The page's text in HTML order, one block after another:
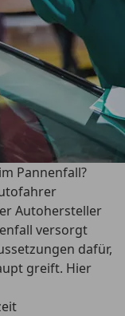
Pannenfall?
Autohersteller
versorgt
dafür,
greift. Hier